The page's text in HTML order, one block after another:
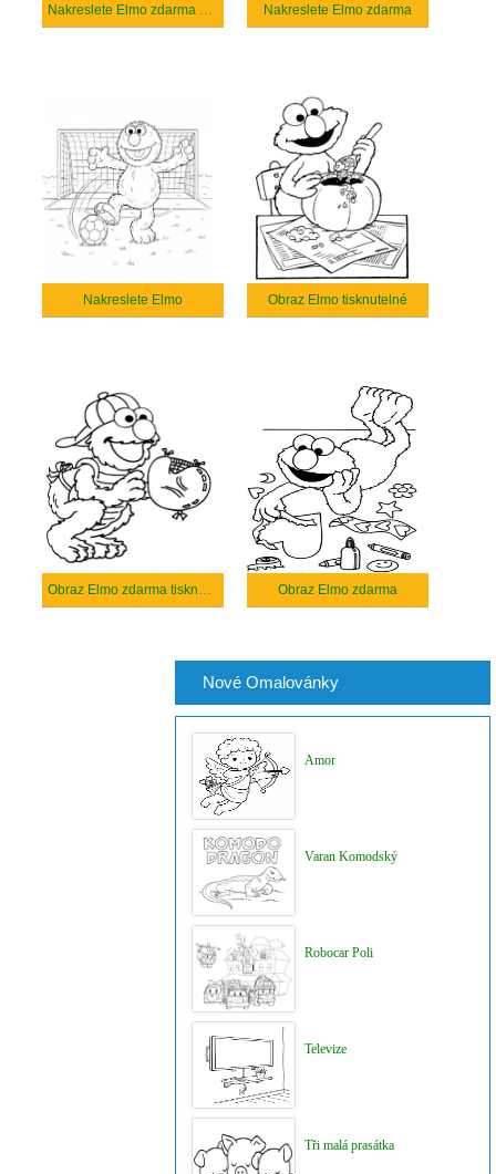
Nakreslete Elmo zdarma základní Nakreslete Elmo zdarma
Nakreslete Elmo Obraz Elmo tisknutelné
Obraz Elmo zdarma tisknutelné Obraz Elmo zdarma
Nové Omalovánky
Amor
Varan Komodský
Robocar Poli
Televize
Tři malá prasátka